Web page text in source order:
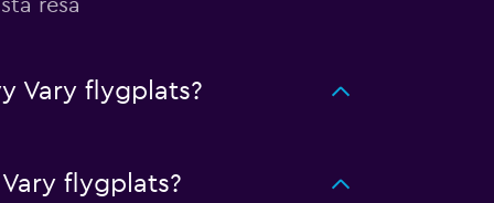
resa
Vary flygplats?
flygplats?